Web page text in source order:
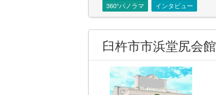
360°パノラマ インタビュー
臼杵市市浜堂尻会館